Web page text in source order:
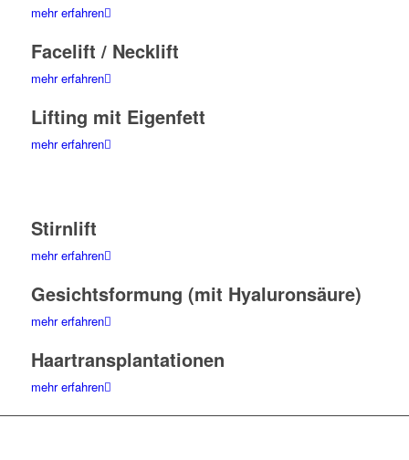
mehr erfahren
Facelift / Necklift
mehr erfahren
Lifting mit Eigenfett
mehr erfahren
Stirnlift
mehr erfahren
Gesichtsformung (mit Hyaluronsäure)
mehr erfahren
Haartransplantationen
mehr erfahren